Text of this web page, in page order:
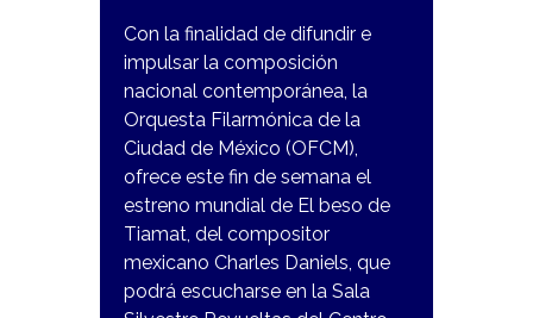
Con la finalidad de difundir e
impulsar la composición
nacional contemporánea, la
Orquesta Filarmónica de la
Ciudad de México (OFCM),
ofrece este fin de semana el
estreno mundial de El beso de
Tiamat, del compositor
mexicano Charles Daniels, que
podrá escucharse en la Sala